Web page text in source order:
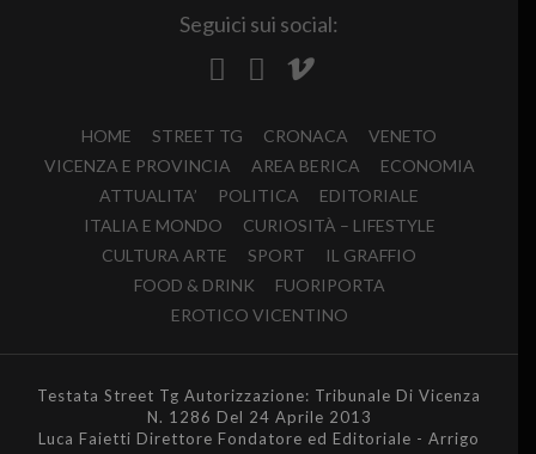
Seguici sui social:
HOME STREET TG CRONACA
VENETO
VICENZA E PROVINCIA
AREA BERICA
ECONOMIA
ATTUALITA’
POLITICA
EDITORIALE
ITALIA E MONDO
CURIOSITÀ – LIFESTYLE
CULTURA ARTE
SPORT
IL GRAFFIO
FOOD & DRINK
FUORIPORTA
EROTICO VICENTINO
Testata Street Tg Autorizzazione: Tribunale Di Vicenza
N. 1286 Del 24 Aprile 2013
Luca Faietti Direttore Fondatore ed Editoriale - Arrigo